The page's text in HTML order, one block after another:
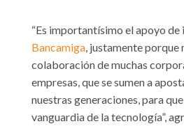
“Es importantísimo el apoyo
Bancamiga , justamente
colaboración de muchas
empresas, que se sumen a
nuestras generaciones, para
vanguardia de la tecnología”,